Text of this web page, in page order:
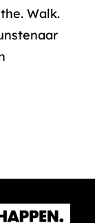
Walk.